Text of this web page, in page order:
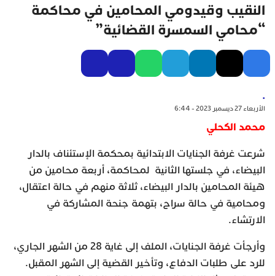
النقيب وقيدومي المحامين في محاكمة
“محامي السمسرة القضائية”
.
الأربعاء 27 ديسمبر 2023 - 6:44
محمد الكحلي
شرعت غرفة الجنايات الابتدائية بمحكمة الإستئناف بالدار
البيضاء، في جلستها الثانية لمحاكمة، أربعة محامين من
هيئة المحامين بالدار البيضاء، ثلاثة منهم في حالة اعتقال،
ومحامية في حالة سراح، بتهمة جنحة المشاركة في
الارتشاء.
وأرجأت غرفة الجنايات، الملف إلى غاية 28 من الشهر الجاري،
للرد على طلبات الدفاع، وتأخير القضية إلى الشهر المقبل.